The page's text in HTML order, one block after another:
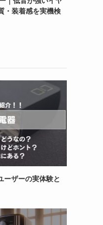
・装着感を実機検
ーザーの実体験と